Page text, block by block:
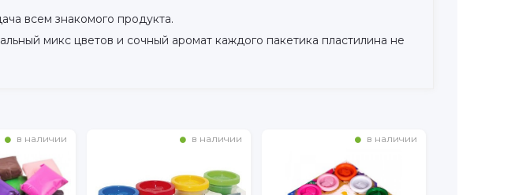
всем знакомого продукта.
микс цветов и сочный аромат каждого пакетика пластилина не
в наличии в наличии в наличии